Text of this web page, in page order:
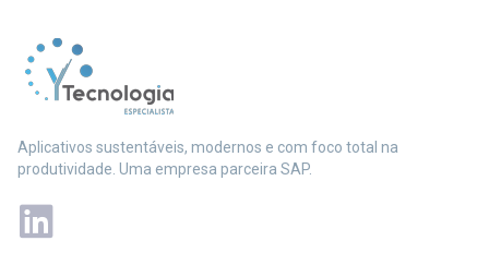
Aplicativos sustentáveis, modernos e com foco total na
produtividade. Uma empresa parceira SAP.